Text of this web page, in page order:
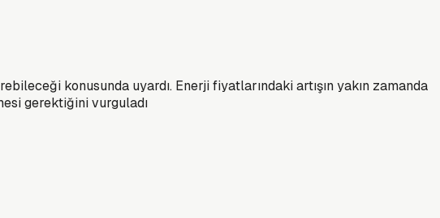
konusunda uyardı. Enerji fiyatlarındaki artışın yakın zamanda
gerektiğini vurguladı